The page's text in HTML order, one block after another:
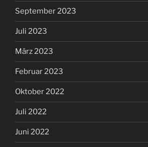
September 2023
Juli 2023
März 2023
Februar 2023
Oktober 2022
Juli 2022
Juni 2022